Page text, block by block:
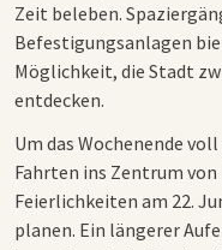
Zeit beleben.
Befestigungsanlagen
Möglichkeit, die Stadt
entdecken.
Um das Wochenende
Fahrten ins Zentrum
Feierlichkeiten am 22.
planen. Ein längerer